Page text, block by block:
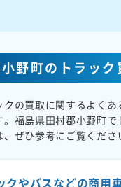
野町のトラッ
クの買取に関するよく
福島県田村郡小野町で
ぜひ参考にご覧くださ
クやバスなどの商用